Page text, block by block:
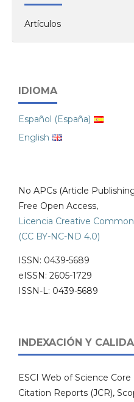
Artículos
IDIOMA
Español (España)
English
No APCs (Article
Free Open Access,
Licencia Creative
(CC BY-NC-ND 4.0)
ISSN: 0439-5689
eISSN: 2605-1729
ISSN-L: 0439-5689
INDEXACIÓN Y
ESCI Web of Science
Citation Reports (JCR),